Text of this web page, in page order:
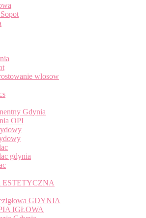
wlosow
Gdynia
OPI
gdynia
GDYNIA
IGŁOWA